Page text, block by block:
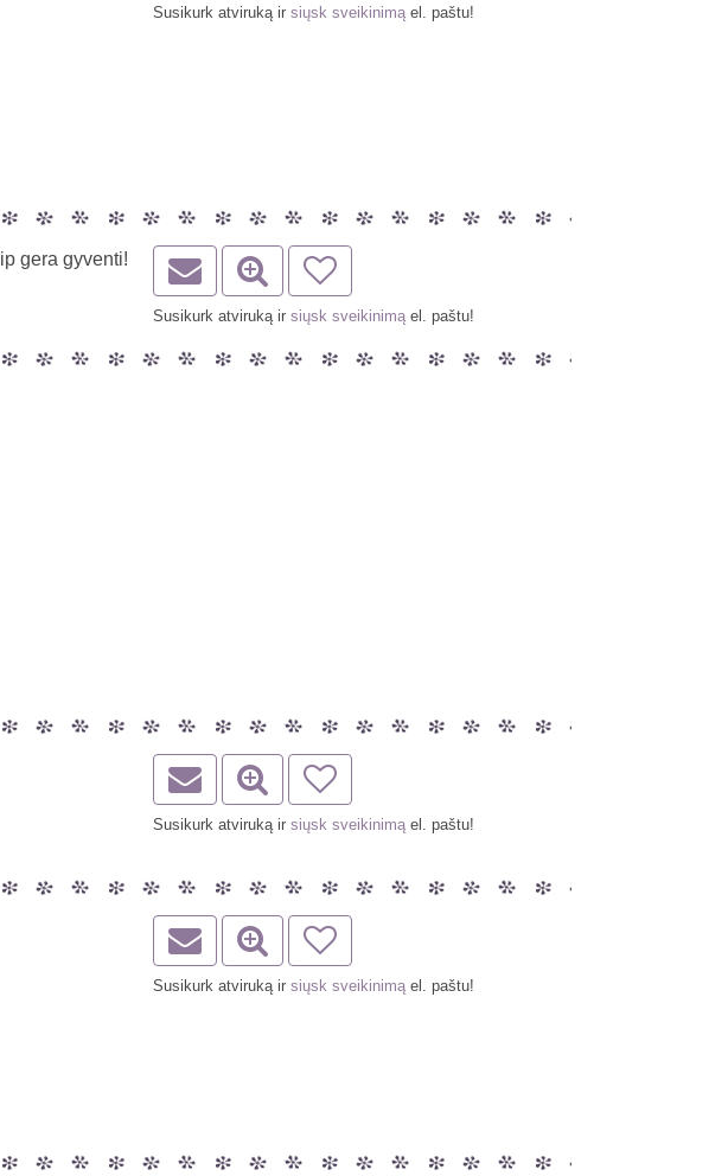
Susikurk atviruką irsiųsk sveikinimą el. paštu!
gera gyventi!
Susikurk atviruką irsiųsk sveikinimą el. paštu!
Susikurk atviruką irsiųsk sveikinimą el. paštu!
Susikurk atviruką irsiųsk sveikinimą el. paštu!